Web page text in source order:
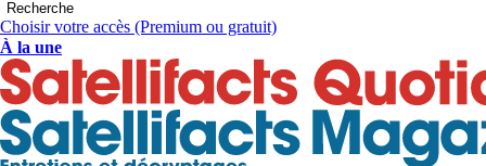
Recherche
Choisir votre accès (Premium ou gratuit)
À la une